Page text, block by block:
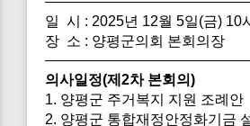
일 시 : 2025년 12월 5일(금) 10
장 소 : 양평군의회 본회의장
의사일정(제2차 본회의)
1. 양평군 주거복지 지원 조례안
2. 양평군 통합재정안정화기금